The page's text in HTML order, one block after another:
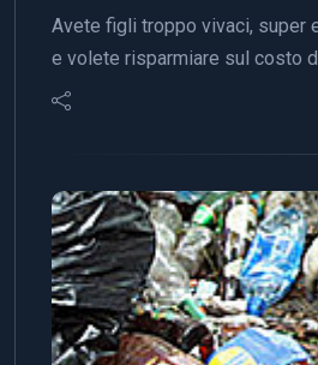
Avete figli troppo vivaci, super
e volete risparmiare sul costo